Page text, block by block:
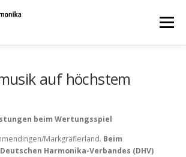
Menü
auf höchstem
beim Wertungsspiel
Markgräflerland. Beim
Harmonika-Verbandes (DHV)